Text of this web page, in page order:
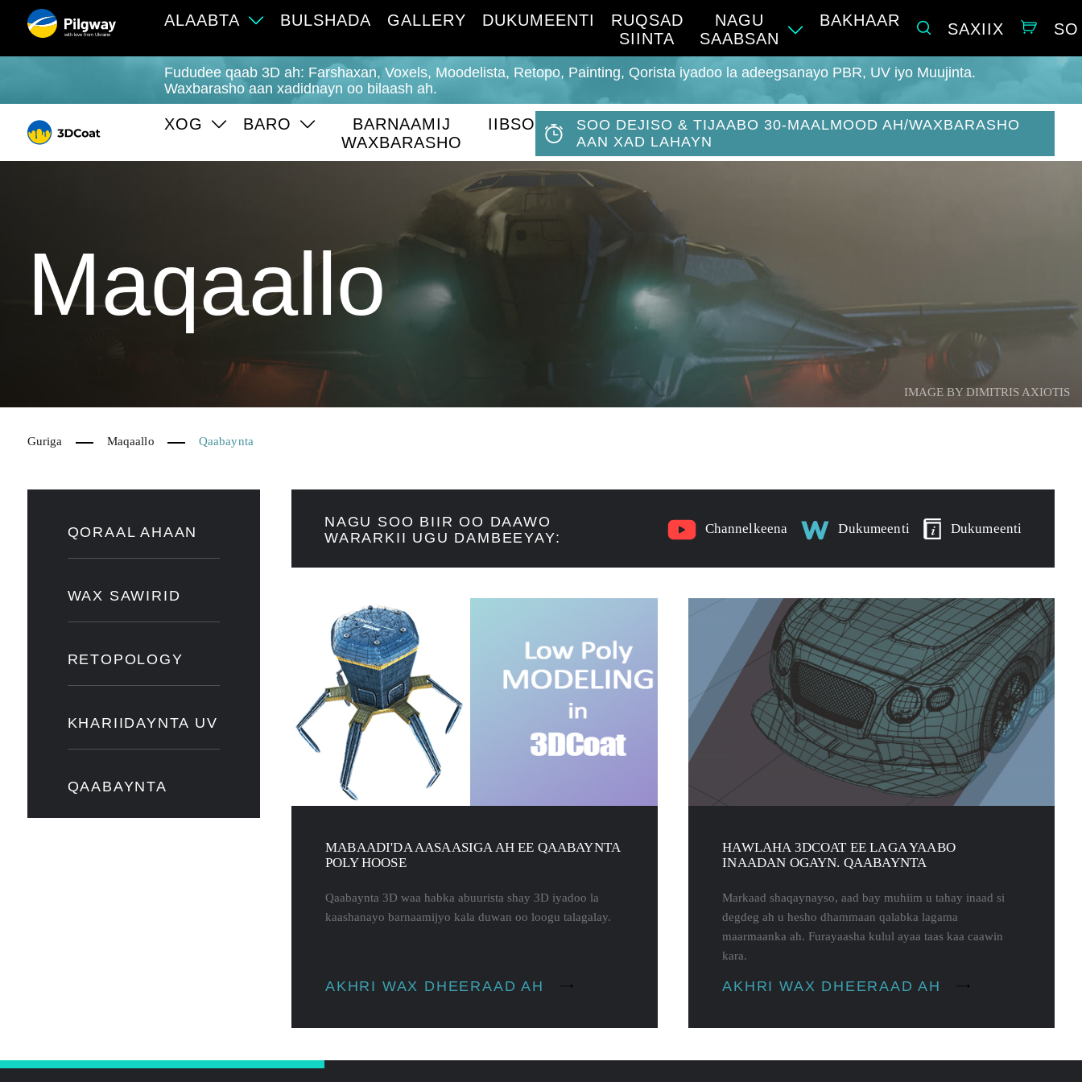
with love from Ukraine
ALAABTA BULSHADA GALLERY DUKUMEENTI
RUQSAD
SIINTA
NAGU
SAABSAN
BAKHAAR
SAXIIX SO
Fududee qaab 3D ah: Farshaxan, Voxels, Moodelista, Retopo, Painting, Qorista iyadoo la adeegsanayo PBR, UV iyo Muujinta.
Waxbarasho aan xadidnayn oo bilaash ah.
XOG BARO
BARNAAMIJ
WAXBARASHO
IIBSO
SOO DEJISO & TIJAABO 30-MAALMOOD AH/WAXBARASHO
AAN XAD LAHAYN
IMAGE BY DIMITRIS AXIOTIS
Maqaallo
Guriga Maqaallo Qaabaynta
QORAAL AHAAN
WAX SAWIRID
RETOPOLOGY
KHARIIDAYNTA UV
QAABAYNTA
NAGU SOO BIIR OO DAAWO
WARARKII UGU DAMBEEYAY:
Channelkeena Dukumeenti Dukumeenti
MABAADI'DA AASAASIGA AH EE QAABAYNTA
POLY HOOSE
Qaabaynta 3D waa habka abuurista shay 3D iyadoo la
kaashanayo barnaamijyo kala duwan oo loogu talagalay.
AKHRI WAX DHEERAAD AH
HAWLAHA 3DCOAT EE LAGA YAABO
INAADAN OGAYN. QAABAYNTA
Markaad shaqaynayso, aad bay muhiim u tahay inaad si
degdeg ah u hesho dhammaan qalabka lagama
maarmaanka ah. Furayaasha kulul ayaa taas kaa caawin
kara.
AKHRI WAX DHEERAAD AH